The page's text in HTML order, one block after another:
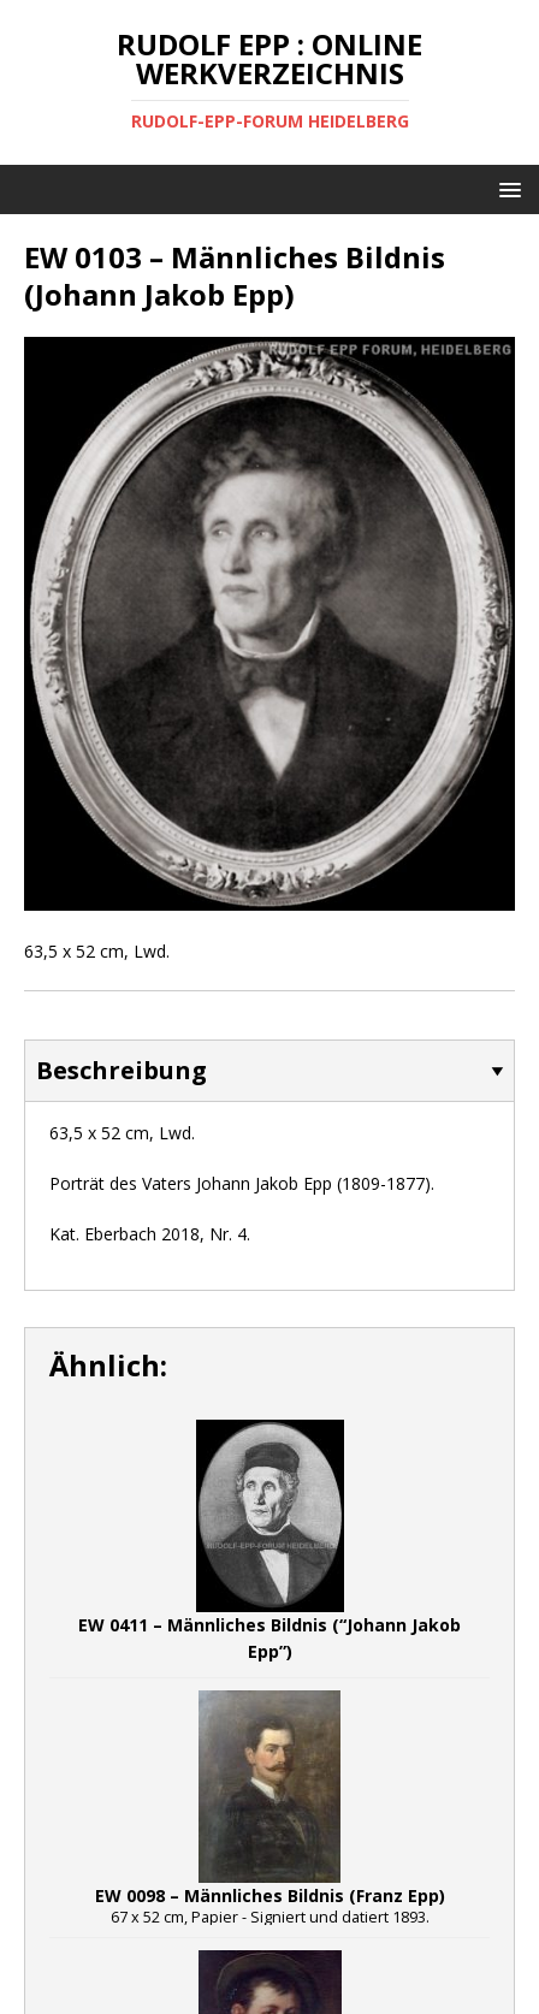
RUDOLF EPP : ONLINE
WERKVERZEICHNIS
RUDOLF-EPP-FORUM HEIDELBERG
EW 0103 – Männliches Bildnis
(Johann Jakob Epp)
63,5 x 52 cm, Lwd.
Beschreibung
63,5 x 52 cm, Lwd.
Porträt des Vaters Johann Jakob Epp (1809-1877).
Kat. Eberbach 2018, Nr. 4.
Ähnlich:
EW 0411 – Männliches Bildnis (“Johann Jakob
Epp”)
EW 0098 – Männliches Bildnis (Franz Epp)
67 x 52 cm, Papier - Signiert und datiert 1893.